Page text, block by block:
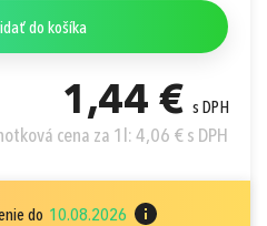
do 10.08.2026
1,44 €s DPH
cena za 1l: 4,06 € s DPH
do košíka